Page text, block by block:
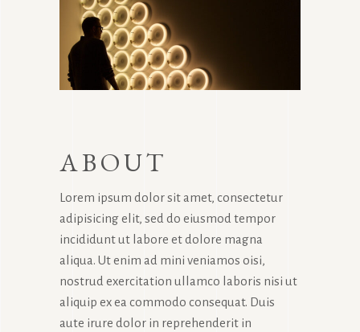
ABOUT
Lorem ipsum dolor sit amet, consectetur
adipisicing elit, sed do eiusmod tempor
incididunt ut labore et dolore magna
aliqua. Ut enim ad mini veniamos oisi,
nostrud exercitation ullamco laboris nisi ut
aliquip ex ea commodo consequat. Duis
aute irure dolor in reprehenderit in